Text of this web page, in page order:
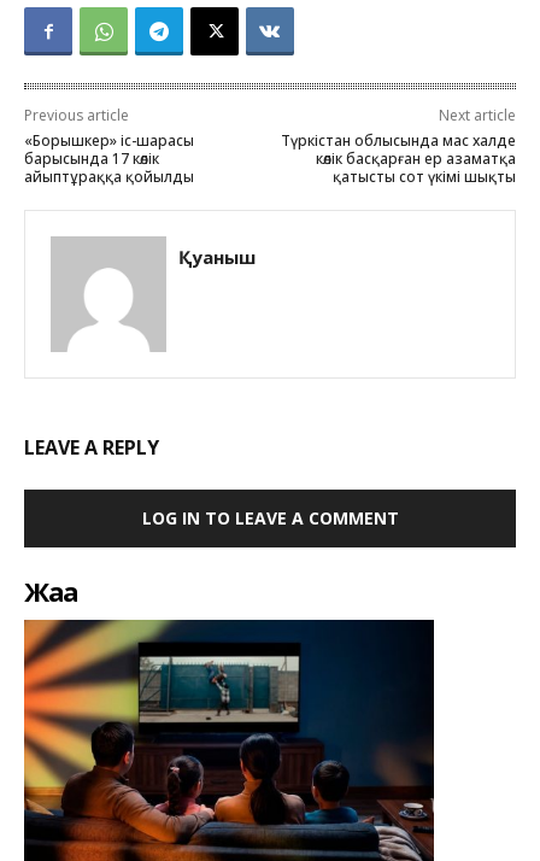
Previous article
«Борышкер» іс-шарасы
барысында 17 көлік
айыптұраққа қойылды
Next article
Түркістан облысында мас халде
көлік басқарған ер азаматқа
қатысты сот үкімі шықты
Қуаныш
LEAVE A REPLY
LOG IN TO LEAVE A COMMENT
Жаңа